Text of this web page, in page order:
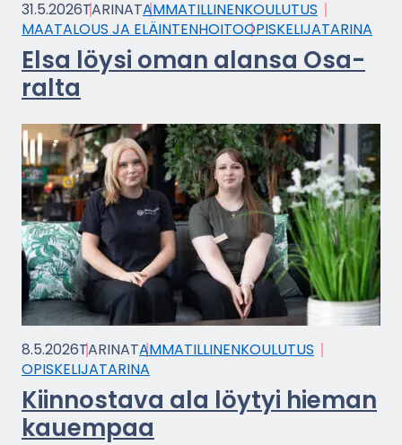
31.5.2026TA­RI­NATAM­MA­TIL­LI­NEN­KOU­LU­TUS
MAA­TA­LOUS JA ELÄIN­TEN­HOI­TOOPIS­KE­LI­JA­TA­RI­NA
Elsa löysi oman alan­sa Osa­
ral­ta
8.5.2026TA­RI­NATAM­MA­TIL­LI­NEN­KOU­LU­TUS
OPIS­KE­LI­JA­TA­RI­NA
Kiin­nos­ta­va ala löy­tyi hie­man
kau­em­paa